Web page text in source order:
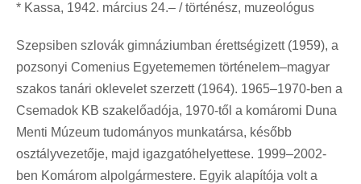
* Kassa, 1942. március 24.– / történész, muzeológus
Szepsiben szlovák gimnáziumban érettségizett (1959), a
pozsonyi Comenius Egyetememen történelem–magyar
szakos tanári oklevelet szerzett (1964). 1965–1970-ben a
Csemadok KB szakelőadója, 1970-től a komáromi Duna
Menti Múzeum tudományos munkatársa, később
osztályvezetője, majd igazgatóhelyettese. 1999–2002-
ben Komárom alpolgármestere. Egyik alapítója volt a